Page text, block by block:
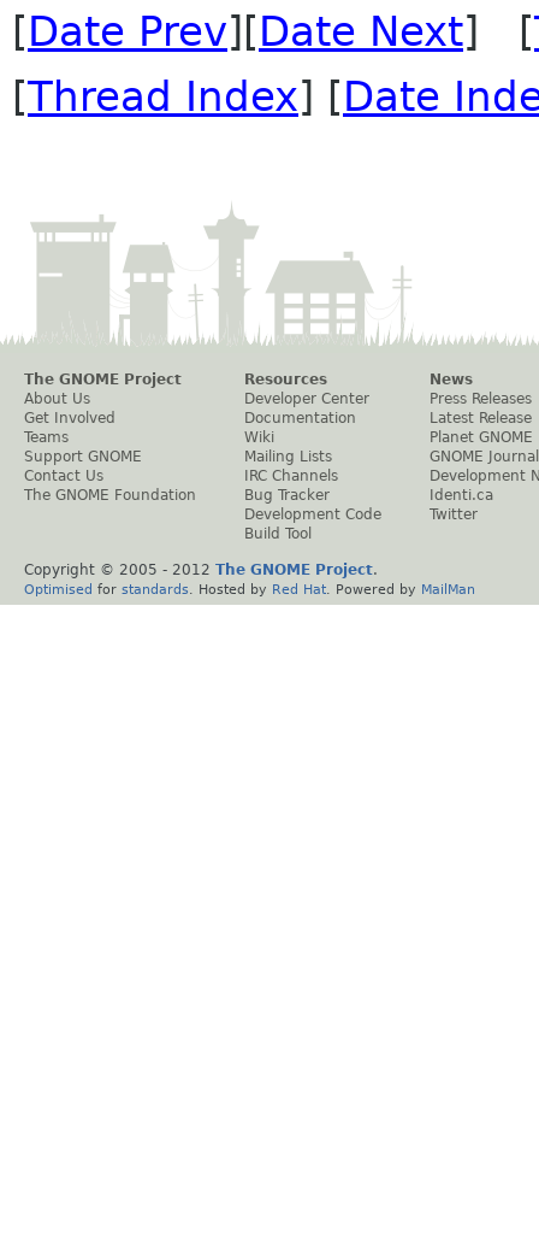
[Date Prev][Date Next] [
[Thread Index] [Date
The GNOME Project
About Us
Get Involved
Teams
Support GNOME
Contact Us
The GNOME Foundation
Resources
Developer Center
Documentation
Wiki
Mailing Lists
IRC Channels
Bug Tracker
Development Code
Build Tool
News
Press Releases
Latest Release
Planet GNOME
GNOME Journal
Development
Identi.ca
Twitter
Copyright © 2005 - 2012 The GNOME Project.
Optimised for standards . Hosted by Red Hat . Powered by MailMan